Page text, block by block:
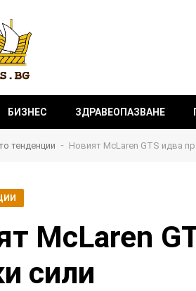
БИЗНЕС ЗДРАВЕОПАЗВАНЕ
тенденции - Новият McLaren GTS идва
McLaren
сили